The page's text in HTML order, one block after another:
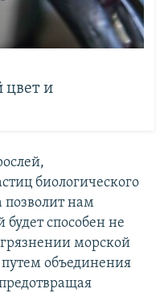
и
биологического
позволит нам
будет способен не
морской
объединения